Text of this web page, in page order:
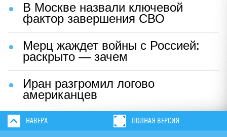
В Москве назвали ключевой
фактор завершения СВО
Мерц жаждет войны с Россией:
раскрыто — зачем
Иран разгромил логово
американцев
НАВЕРХ ПОЛНАЯ ВЕРСИЯ